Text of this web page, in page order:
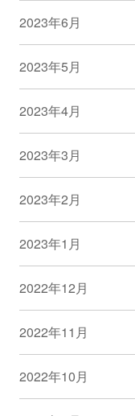
2023年6月
2023年5月
2023年4月
2023年3月
2023年2月
2023年1月
2022年12月
2022年11月
2022年10月